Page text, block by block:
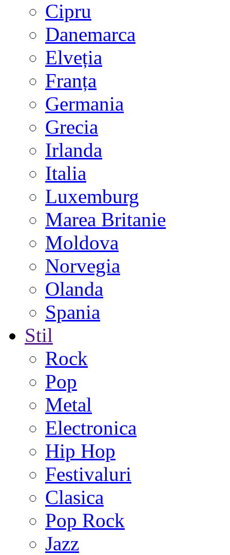
Cipru
Danemarca
Elveția
Franța
Germania
Grecia
Irlanda
Italia
Luxemburg
Marea Britanie
Moldova
Norvegia
Olanda
Spania
Stil
Rock
Pop
Metal
Electronica
Hip Hop
Festivaluri
Clasica
Pop Rock
Jazz